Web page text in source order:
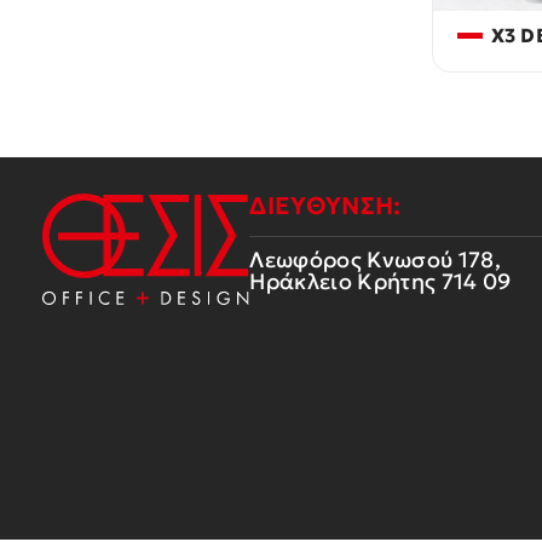
X3
ΔΙΕΥΘΥΝΣΗ:
Λεωφόρος Κνωσού 178,
Ηράκλειο Κρήτης 714 09